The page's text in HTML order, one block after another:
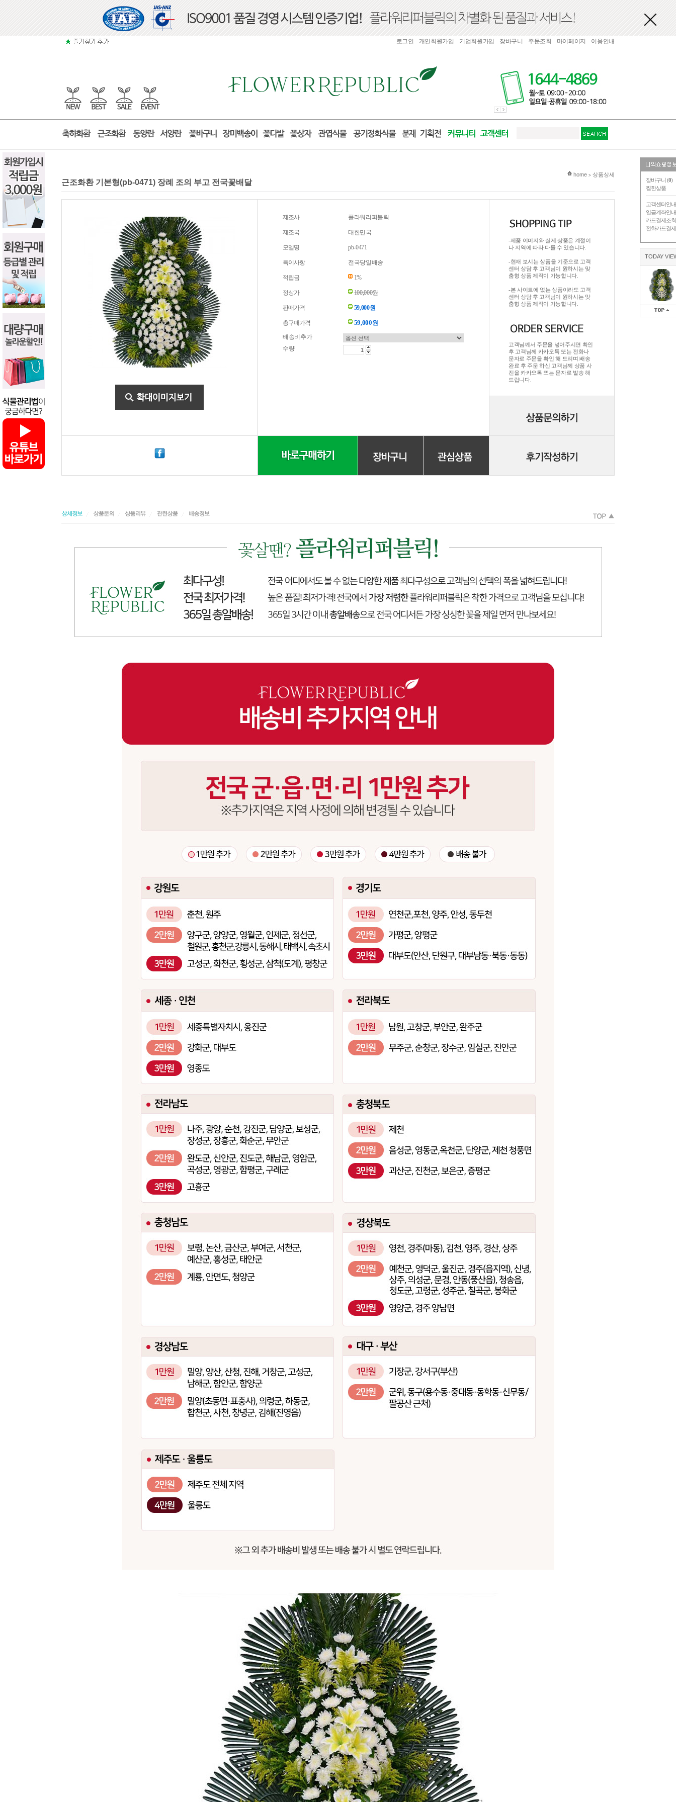
장바구니 (0)
찜한상품
고객센터안내
입금계좌안내
카드결제조회
전화카드결제
TODAY
로그인 개인회원가입 기업회원가입 장바구니 주문조회 마이페이지 이용안내
현재 위치
home > 상품상세
근조화환 기본형(pb-0471) 장례 조의 부고 전국꽃배달
제조사 플라워리퍼블릭
제조국 대한민국
모델명 pb-0471
특이사항 전국당일배송
적립금 1%
정상가 100,000원
판매가격 59,000원
총구매가격 59,000원
배송비추가
수량
-제품 이미지와 실제 상품은 계절이
나 지역에 따라 다를 수 있습니다.
-현재 보시는 상품을 기준으로 고객
센터 상담 후 고객님이 원하시는 맞
춤형 상품 제작이 가능합니다.
-본 사이트에 없는 상품이라도 고객
센터 상담 후 고객님이 원하시는 맞
춤형 상품 제작이 가능합니다.
고객님께서 주문을 넣어주시면 확인
후 고객님께 카카오톡 또는 전화나
문자로 주문을 확인 해 드리며.배송
완료 후 주문 하신 고객님께 상품 사
진을 카카오톡 또는 문자로 발송 해
드립니다.